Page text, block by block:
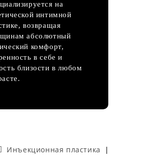
на
интимной
возвращая
абсолютный
комфорт,
в себе и
близости в любом
Инъекционная пластика